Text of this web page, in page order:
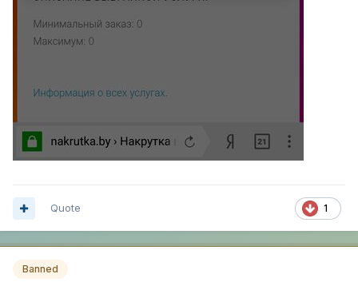
1
Quote
Banned